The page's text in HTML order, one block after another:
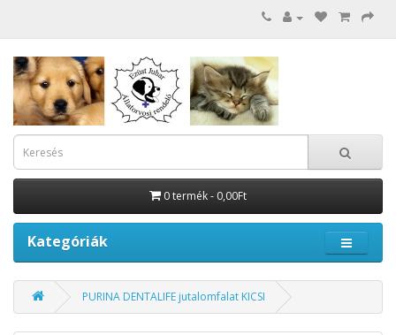
0 termék - 0,00Ft
Kategóriák
PURINA DENTALIFE jutalomfalat KICSI